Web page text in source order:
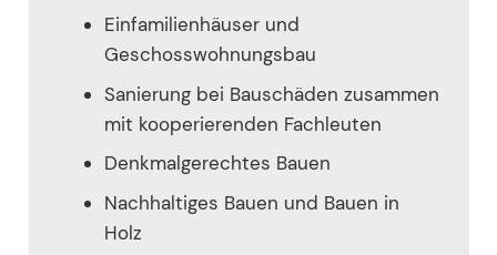
Einfamilienhäuser und
Geschosswohnungsbau
Sanierung bei Bauschäden zusammen
mit kooperierenden Fachleuten
Denkmalgerechtes Bauen
Nachhaltiges Bauen und Bauen in
Holz